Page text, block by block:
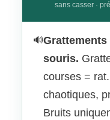
sans casser ·
🔊
souris.
courses =
chaotiques,
Bruits